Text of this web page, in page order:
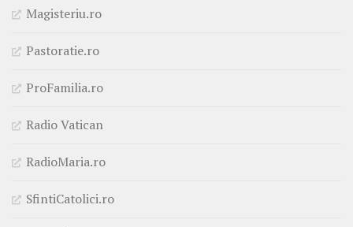
Magisteriu.ro
Pastoratie.ro
ProFamilia.ro
Radio Vatican
RadioMaria.ro
SfintiCatolici.ro